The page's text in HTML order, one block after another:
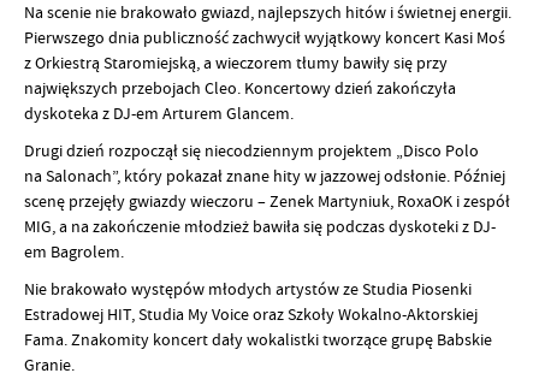
Na scenie nie brakowało gwiazd, najlepszych hitów i świetnej energii.
Pierwszego dnia publiczność zachwycił wyjątkowy koncert Kasi Moś
z Orkiestrą Staromiejską, a wieczorem tłumy bawiły się przy
największych przebojach Cleo. Koncertowy dzień zakończyła
dyskoteka z DJ-em Arturem Glancem.
Drugi dzień rozpoczął się niecodziennym projektem „Disco Polo
na Salonach”, który pokazał znane hity w jazzowej odsłonie. Później
scenę przejęły gwiazdy wieczoru – Zenek Martyniuk, RoxaOK i zespół
MIG, a na zakończenie młodzież bawiła się podczas dyskoteki z DJ-
em Bagrolem.
Nie brakowało występów młodych artystów ze Studia Piosenki
Estradowej HIT, Studia My Voice oraz Szkoły Wokalno-Aktorskiej
Fama. Znakomity koncert dały wokalistki tworzące grupę Babskie
Granie.